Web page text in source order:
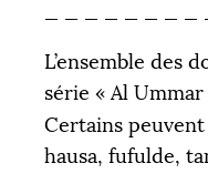
L’ensemble des
série « Al Ummar
Certains
hausa, fufulde,